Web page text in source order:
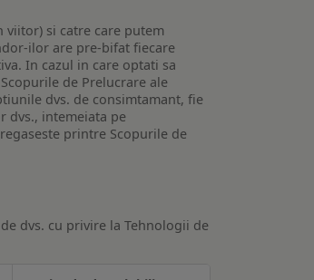
viitor) si catre care putem
ilor are pre-bifat fiecare
In cazul in care optati sa
de Prelucrare ale
dvs. de consimtamant, fie
dvs., intemeiata pe
printre Scopurile de
dvs. cu privire la Tehnologii de